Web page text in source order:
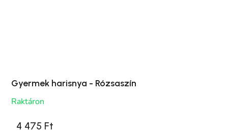
Gyermek harisnya - Rózsaszín
Raktáron
4 475 Ft